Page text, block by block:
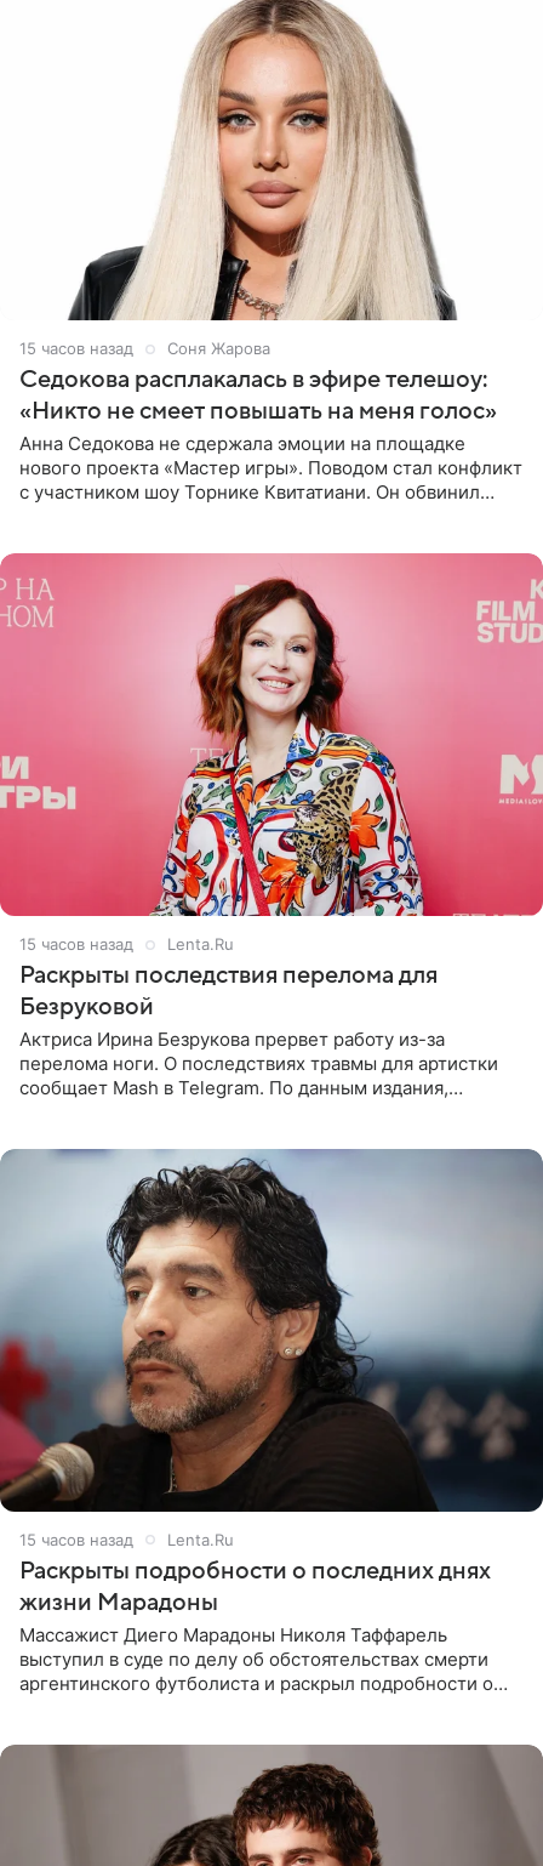
15 часов назад Соня Жарова
Седокова расплакалась в эфире телешоу:
«Никто не смеет повышать на меня голос»
Анна Седокова не сдержала эмоции на площадке
нового проекта «Мастер игры». Поводом стал конфликт
с участником шоу Торнике Квитатиани. Он обвинил
15 часов назад Lenta.Ru
Раскрыты последствия перелома для
Безруковой
Актриса Ирина Безрукова прервет работу из-за
перелома ноги. О последствиях травмы для артистки
сообщает Mash в Telegram. По данным издания,
15 часов назад Lenta.Ru
Раскрыты подробности о последних днях
жизни Марадоны
Массажист Диего Марадоны Николя Таффарель
выступил в суде по делу об обстоятельствах смерти
аргентинского футболиста и раскрыл подробности о